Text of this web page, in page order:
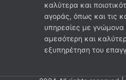
καλύτερα και
αγοράς, όπως και τις
υπηρεσίες με γνώμονα
αμεσότερη και
εξυπηρέτηση του